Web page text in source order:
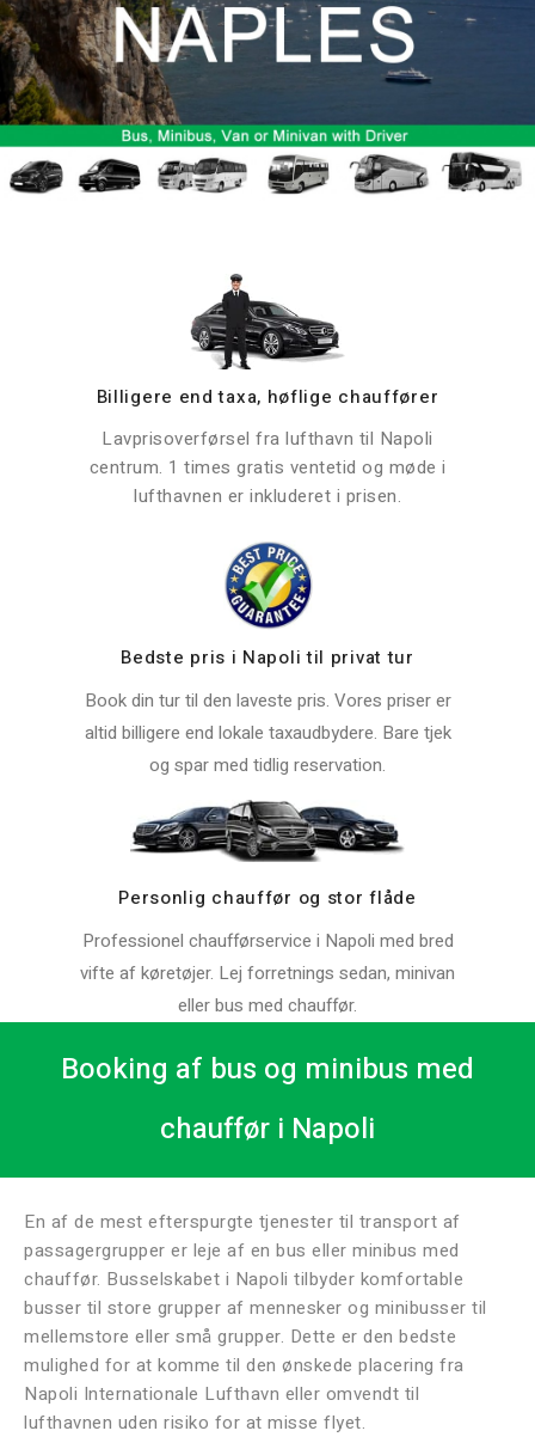
Billigere end taxa, høflige chauffører
Lavprisoverførsel fra lufthavn til Napoli
centrum. 1 times gratis ventetid og møde i
lufthavnen er inkluderet i prisen.
Bedste pris i Napoli til privat tur
Book din tur til den laveste pris. Vores priser er
altid billigere end lokale taxaudbydere. Bare tjek
og spar med tidlig reservation.
Personlig chauffør og stor flåde
Professionel chaufførservice i Napoli med bred
vifte af køretøjer. Lej forretnings sedan, minivan
eller bus med chauffør.
Booking af bus og minibus med
chauffør i Napoli
En af de mest efterspurgte tjenester til transport af
passagergrupper er leje af en bus eller minibus med
chauffør. Busselskabet i Napoli tilbyder komfortable
busser til store grupper af mennesker og minibusser til
mellemstore eller små grupper. Dette er den bedste
mulighed for at komme til den ønskede placering fra
Napoli Internationale Lufthavn eller omvendt til
lufthavnen uden risiko for at misse flyet.